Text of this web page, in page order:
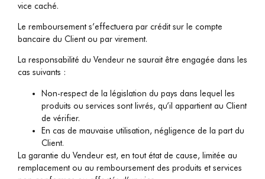
vice caché.
Le remboursement s’effectuera par crédit sur le compte
bancaire du Client ou par virement.
La responsabilité du Vendeur ne saurait être engagée dans les
cas suivants :
Non-respect de la législation du pays dans lequel les
produits ou services sont livrés, qu’il appartient au Client
de vérifier.
En cas de mauvaise utilisation, négligence de la part du
Client.
La garantie du Vendeur est, en tout état de cause, limitée au
remplacement ou au remboursement des produits et services